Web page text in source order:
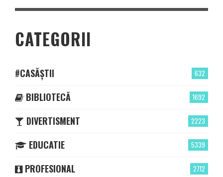
CATEGORII
632
#CASĂȘTII
1692
BIBLIOTECĂ
2223
DIVERTISMENT
5339
EDUCATIE
2712
PROFESIONAL